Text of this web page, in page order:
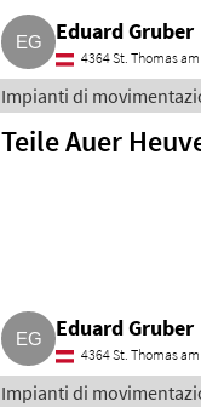
Eduard Gruber
4364 St. Thomas
Impianti di
Teile Auer
Eduard Gruber
4364 St. Thomas
Impianti di